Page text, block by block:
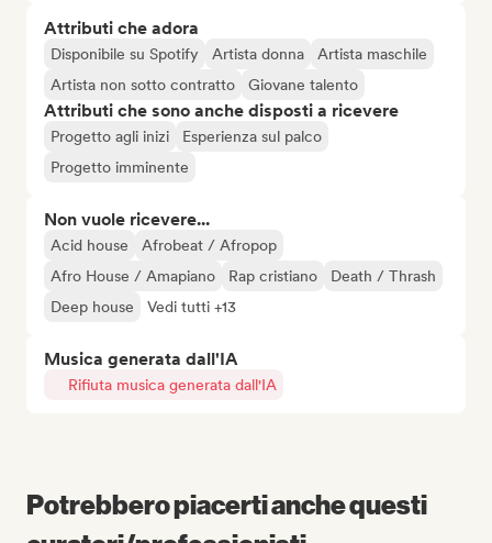
Attributi che adora
Disponibile su Spotify Artista donna
Artista maschile
Artista non sotto contratto
Giovane talento
Attributi che sono anche disposti a ricevere
Progetto agli inizi
Esperienza sul palco
Progetto imminente
Non vuole ricevere...
Acid house
Afrobeat / Afropop
Afro House / Amapiano
Rap cristiano
Death / Thrash
Deep house
Vedi tutti +13
Musica generata dall'IA
Rifiuta musica generata dall'IA
Potrebbero piacerti anche questi